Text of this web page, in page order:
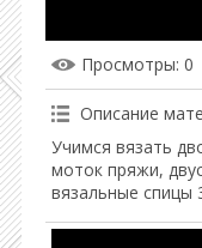
Просмотры: 0
Описание
Учимся вязать
моток пряжи,
вязальные спицы